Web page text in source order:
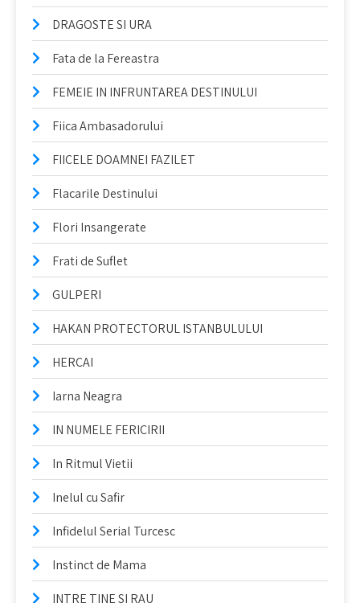
DRAGOSTE SI URA
Fata de la Fereastra
FEMEIE IN INFRUNTAREA DESTINULUI
Fiica Ambasadorului
FIICELE DOAMNEI FAZILET
Flacarile Destinului
Flori Insangerate
Frati de Suflet
GULPERI
HAKAN PROTECTORUL ISTANBULULUI
HERCAI
Iarna Neagra
IN NUMELE FERICIRII
In Ritmul Vietii
Inelul cu Safir
Infidelul Serial Turcesc
Instinct de Mama
INTRE TINE SI RAU